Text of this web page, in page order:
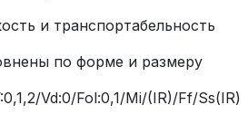
и транспортабельность
по форме и размеру
Vd:0/Fol:0,1/Mi/(IR)/Ff/Ss(IR)